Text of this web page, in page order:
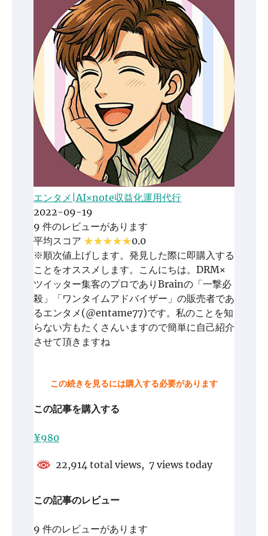
エンタメ|AI×note収益化運用代行
2022-09-19
9 件のレビューがあります
平均スコア
0.0
※順次値上げします。発見した際に即購入する
ことをオススメします。こんにちは。DRM×
ツイッター集客のプロでありBrainの「一撃必
殺」「ワンタイムアドバイザー」の販売者であ
るエンタメ(@entame77)です。私のことを知
らない方もたくさんいますので簡単に自己紹介
させて頂きますね
この続きを見るには購入する必要があります
この記事を購入する
¥980
22,914 total views, 7 views today
この記事のレビュー
9 件のレビューがあります